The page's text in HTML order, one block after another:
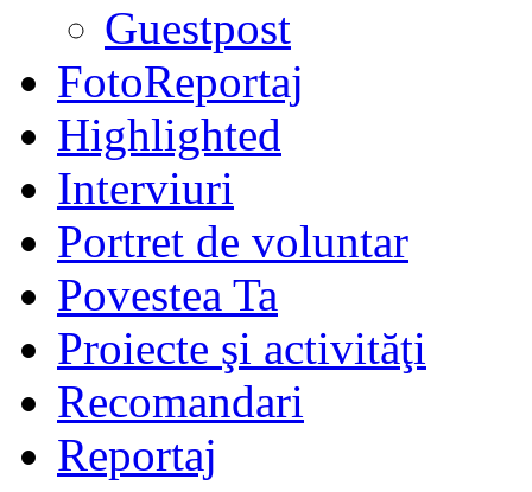
Guestpost
FotoReportaj
Highlighted
Interviuri
Portret de voluntar
Povestea Ta
Proiecte şi activităţi
Recomandari
Reportaj